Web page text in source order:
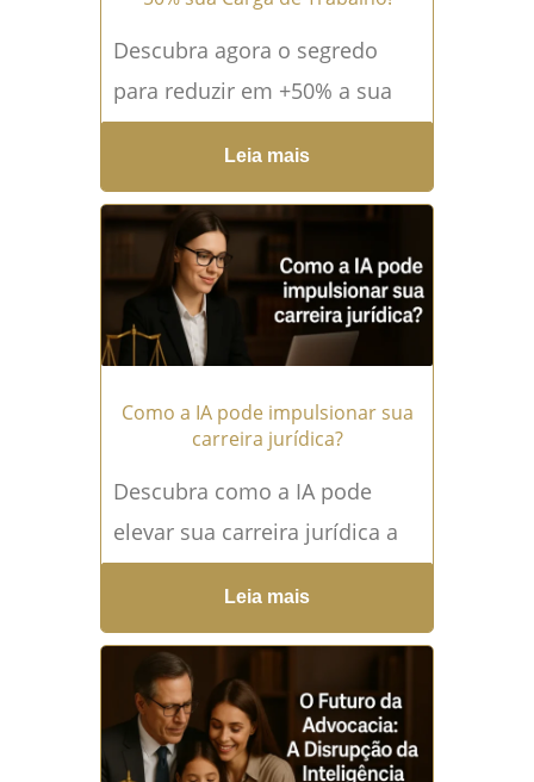
Descubra agora o segredo
para reduzir em +50% a sua
carga de trabalho como
advogado. Leia agora e
alcance o sucesso na...Leia
mais →
Leia mais
Como a IA pode impulsionar sua
carreira jurídica?
Descubra como a IA pode
elevar sua carreira jurídica a
novos patamares de sucesso!
Saiba como utilizar IA para
ganhar vantagem
competitiva...Leia mais →
Leia mais